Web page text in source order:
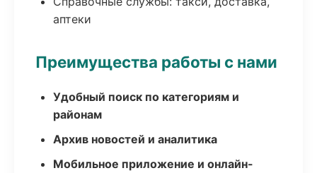
аптеки
Преимущества работы с нами
Удобный поиск по категориям и
районам
Архив новостей и аналитика
Мобильное приложение и онлайн-